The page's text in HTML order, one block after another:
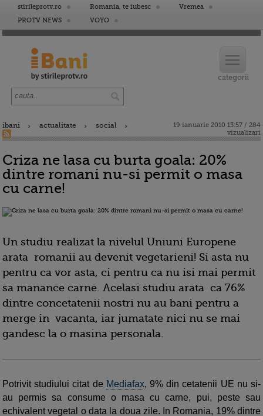
stirileprotv.ro Romania, te iubesc
Vremea
PROTV NEWS
VOYO
ibani actualitate social
19 ianuarie 2010 13:57 / 284
vizualizari
Criza ne lasa cu burta goala: 20%
dintre romani nu-si permit o masa
cu carne!
Un studiu realizat la nivelul Uniuni Europene
arata romanii au devenit vegetarieni! Si asta nu
pentru ca vor asta, ci pentru ca nu isi mai permit
sa manance carne. Acelasi studiu arata ca 76%
dintre concetatenii nostri nu au bani pentru a
merge in vacanta, iar jumatate nici nu se mai
gandesc la o masina personala.
Potrivit studiului citat de Mediafax,9% din cetatenii UE nu si-
au permis sa consume o masa cu carne, pui, peste sau
echivalent vegetal o data la doua zile. In Romania, 19% dintre